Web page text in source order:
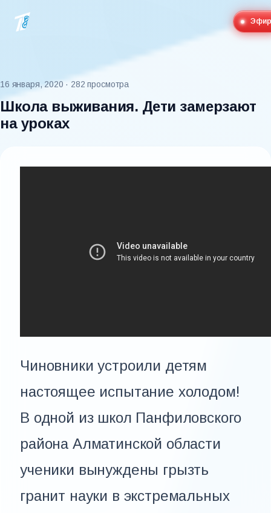
Эфир
16 января, 2020 · 282 просмотра
Школа выживания. Дети замерзают
на уроках
Чиновники устроили детям
настоящее испытание холодом!
В одной из школ Панфиловского
района Алматинской области
ученики вынуждены грызть
гранит науки в экстремальных